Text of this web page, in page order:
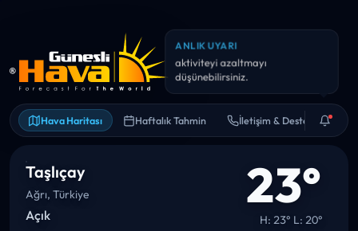
Hava Haritası Haftalık Tahmin İletişim & Destek
Taşlıçay
Ağrı, Türkiye
Açık 23°
H: 23° L: 20°